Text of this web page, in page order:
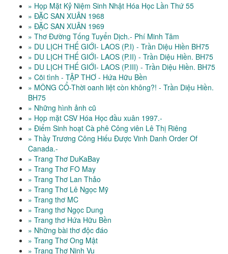
» Họp Mặt Kỷ Niệm Sinh Nhật Hóa Học Lần Thứ 55
» ĐẶC SAN XUÂN 1968
» ĐẶC SAN XUÂN 1969
» Thơ Đường Tống Tuyển Dịch.- Phí Minh Tâm
» DU LỊCH THẾ GIỚI- LAOS (P.I) - Trần Diệu Hiền BH75
» DU LỊCH THẾ GIỚI- LAOS (P.II) - Trần Diệu Hiền. BH75
» DU LỊCH THẾ GIỚI- LAOS (P.III) - Trần Diệu Hiền. BH75
» Cõi tình - TẬP THƠ - Hứa Hữu Bền
» MÔNG CỔ-Thời oanh liệt còn không?! - Trần Diệu Hiền.
BH75
» Những hình ảnh cũ
» Họp mặt CSV Hóa Học đầu xuân 1997.-
» Điểm Sinh hoạt Cà phê Công viên Lê Thị Riêng
» Thầy Trương Công Hiếu Được Vinh Danh Order Of
Canada.-
» Trang Thơ DuKaBay
» Trang Thơ FO May
» Trang Thơ Lan Thảo
» Trang Thơ Lê Ngọc Mỹ
» Trang thơ MC
» Trang thơ Ngọc Dung
» Trang thơ Hứa Hữu Bền
» Những bài thơ độc đáo
» Trang Thơ Ong Mật
» Trang Thơ Ninh Vu